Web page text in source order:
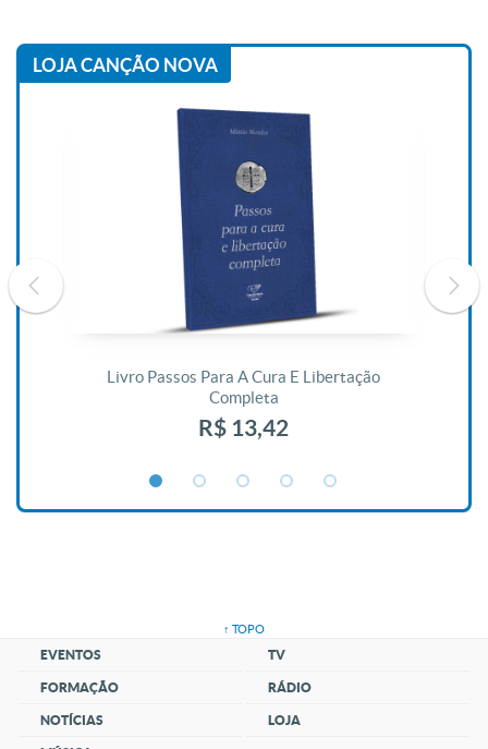
LOJA CANÇÃO NOVA
Livro Passos Para A Cura E Libertação
Completa
R$ 13,42
↑ TOPO
EVENTOS
FORMAÇÃO
NOTÍCIAS
TV
RÁDIO
LOJA